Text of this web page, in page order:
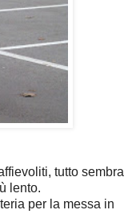
tutto sembra
lento.
per la messa in